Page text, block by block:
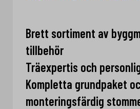
Brett sortiment av
tillbehör
Träexpertis och
Kompletta grundpaket
monteringsfärdig